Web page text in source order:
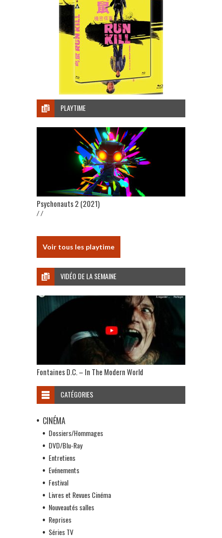
PLAYTIME
Psychonauts 2 (2021)
/ /
Voir tous les playtime
VIDÉO DE LA SEMAINE
Fontaines D.C. – In The Modern World
CATÉGORIES
CINÉMA
Dossiers/Hommages
DVD/Blu-Ray
Entretiens
Evénements
Festival
Livres et Revues Cinéma
Nouveautés salles
Reprises
Séries TV